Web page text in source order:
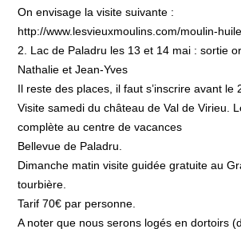
On envisage la visite suivante :
http://www.lesvieuxmoulins.com/moulin-
2. Lac de Paladru les 13 et 14 mai : sortie
Nathalie et Jean-Yves
Il reste des places, il faut s’inscrire avant le
Visite samedi du château de Val de Virieu.
complète au centre de vacances
Bellevue de Paladru.
Dimanche matin visite guidée gratuite au
tourbière.
Tarif 70€ par personne.
A noter que nous serons logés en dortoirs